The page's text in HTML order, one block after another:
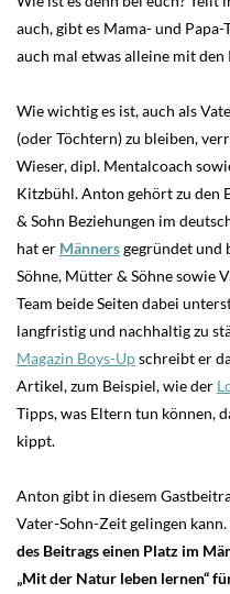
auch, gibt es Mama- und
auch mal etwas alleine mit den
Wie wichtig es ist, auch als
(oder Töchtern) zu bleiben,
Wieser, dipl. Mentalcoach
Kitzbühl. Anton gehört zu den
& Sohn Beziehungen im
hat er Männersgegründet und
Söhne, Mütter & Söhne sowie
Team beide Seiten dabei
langfristig und nachhaltig zu
Magazin Boys-Upschreibt er
Artikel, zum Beispiel, wie der
Tipps, was Eltern tun können,
kippt.
Anton gibt in diesem
Vater-Sohn-Zeit gelingen kann.
des Beitrags einen Platz im
„Mit der Natur leben lernen“